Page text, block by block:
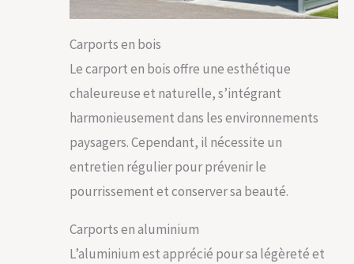
Carports en bois
Le carport en bois offre une esthétique
chaleureuse et naturelle, s’intégrant
harmonieusement dans les environnements
paysagers. Cependant, il nécessite un
entretien régulier pour prévenir le
pourrissement et conserver sa beauté.
Carports en aluminium
L’aluminium est apprécié pour sa légèreté et